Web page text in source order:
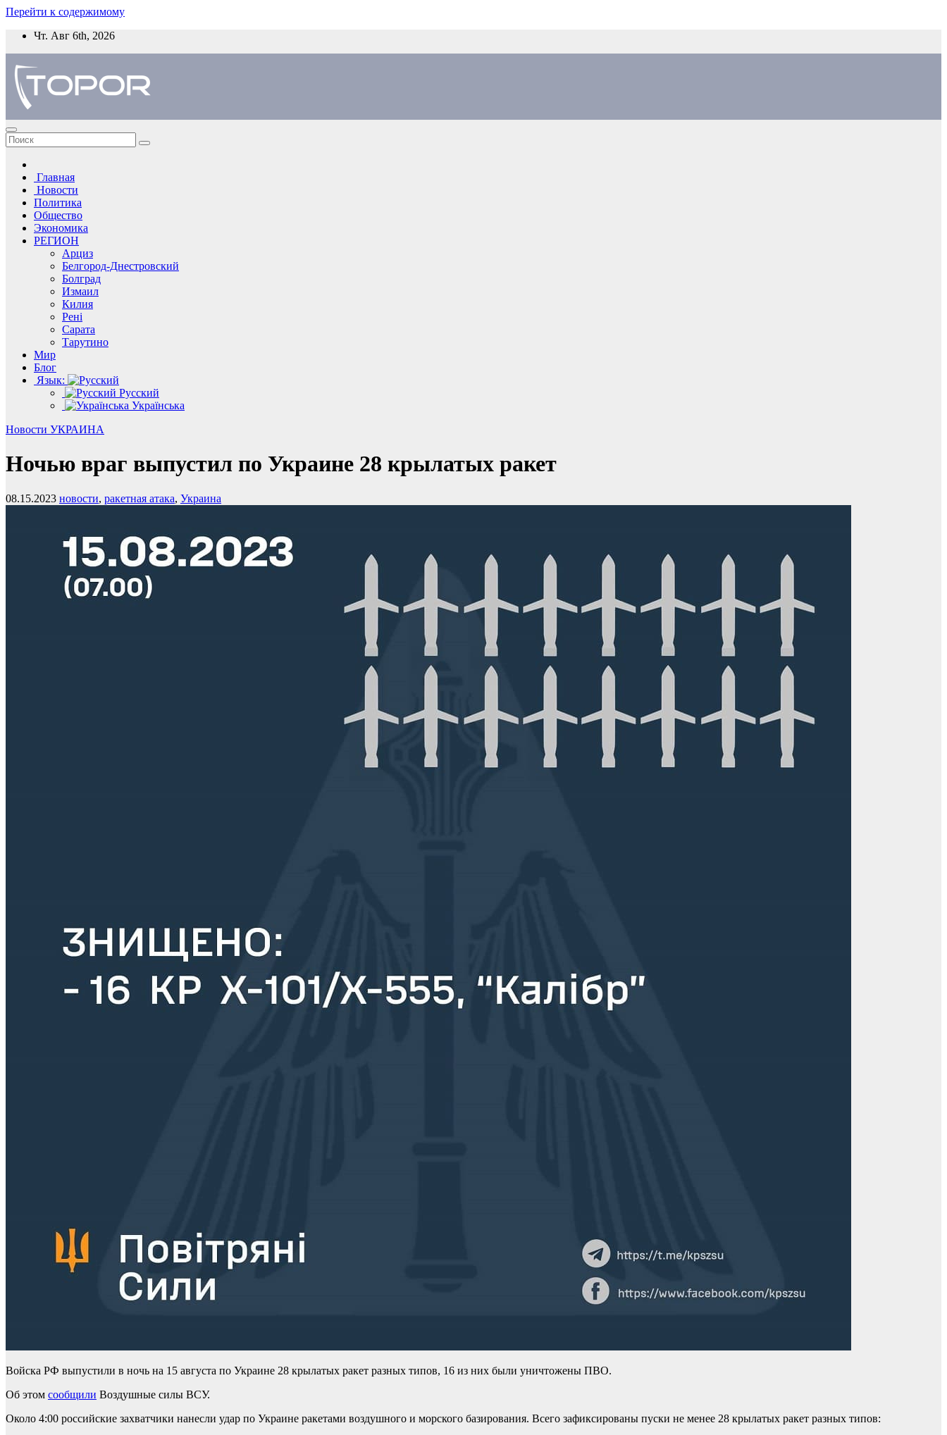
Перейти к содержимому
Чт. Авг 6th, 2026
Главная
Новости
Политика
Общество
Экономика
РЕГИОН
Арциз
Белгород-Днестровский
Болград
Измаил
Килия
Рені
Сарата
Тарутино
Мир
Блог
Язык:
Русский
Українська
Новости УКРАИНА
Ночью враг выпустил по Украине 28 крылатых ракет
08.15.2023 новости, ракетная атака, Украина
Войска РФ выпустили в ночь на 15 августа по Украине 28 крылатых ракет разных типов, 16 из них были уничтожены ПВО.
Об этом сообщили Воздушные силы ВСУ.
Около 4:00 российские захватчики нанесли удар по Украине ракетами воздушного и морского базирования. Всего зафиксированы пуски не менее 28 крылатых ракет разных типов: